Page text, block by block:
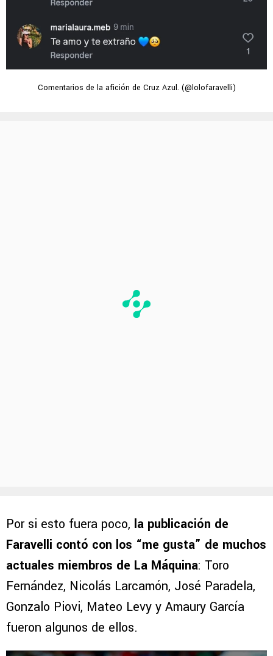
Comentarios de la afición de Cruz Azul. (@lolofaravelli)
Por si esto fuera poco, la publicación de
Faravelli contó con los “me gusta” de muchos
actuales miembros de La Máquina: Toro
Fernández, Nicolás Larcamón, José Paradela,
Gonzalo Piovi, Mateo Levy y Amaury García
fueron algunos de ellos.